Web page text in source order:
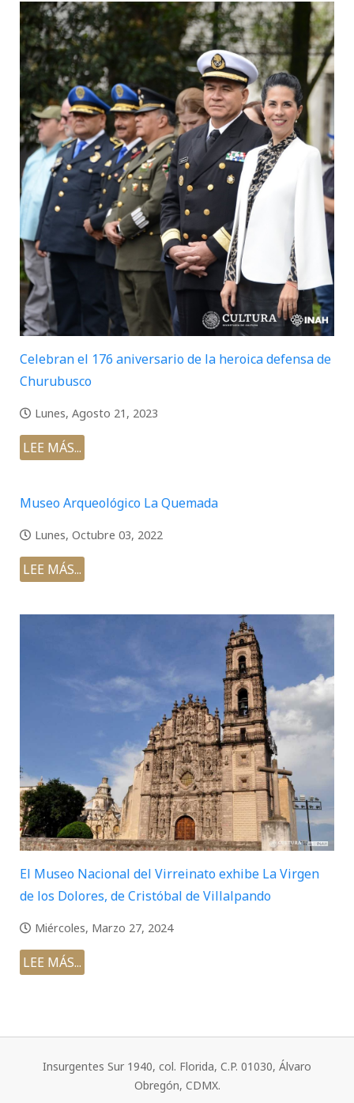
Celebran el 176 aniversario de la heroica defensa de
Churubusco
Lunes, Agosto 21, 2023
LEE MÁS...
Museo Arqueológico La Quemada
Lunes, Octubre 03, 2022
LEE MÁS...
El Museo Nacional del Virreinato exhibe La Virgen
de los Dolores, de Cristóbal de Villalpando
Miércoles, Marzo 27, 2024
LEE MÁS...
Insurgentes Sur 1940, col. Florida, C.P. 01030, Álvaro
Obregón, CDMX.